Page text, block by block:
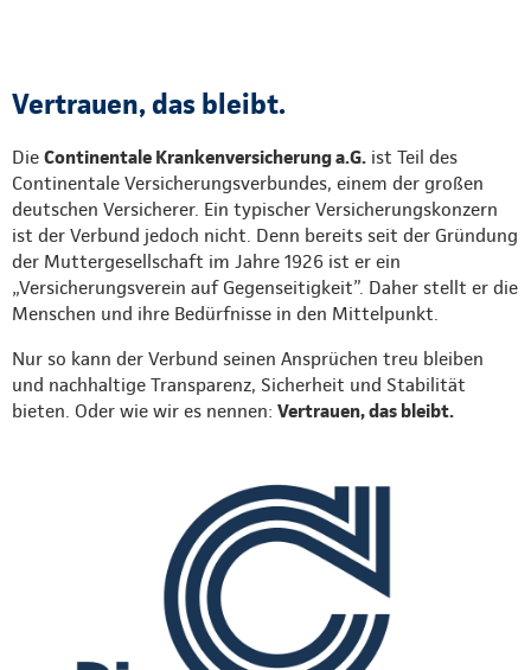
Vertrauen, das bleibt.
Die Continentale Krankenversicherung a.G. ist Teil des
Continentale Versicherungsverbundes, einem der großen
deutschen Versicherer. Ein typischer Versicherungskonzern
ist der Verbund jedoch nicht. Denn bereits seit der Gründung
der Muttergesellschaft im Jahre 1926 ist er ein
„Versicherungsverein auf Gegenseitigkeit”. Daher stellt er die
Menschen und ihre Bedürfnisse in den Mittelpunkt.
Nur so kann der Verbund seinen Ansprüchen treu bleiben
und nachhaltige Transparenz, Sicherheit und Stabilität
bieten. Oder wie wir es nennen: Vertrauen, das bleibt.